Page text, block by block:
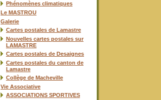
Phénomènes climatiques
Le MASTROU
Galerie
Cartes postales de Lamastre
Nouvelles cartes postales sur
LAMASTRE
Cartes postales de Desaignes
Cartes postales du canton de
Lamastre
Collège de Macheville
Vie Associative
ASSOCIATIONS SPORTIVES